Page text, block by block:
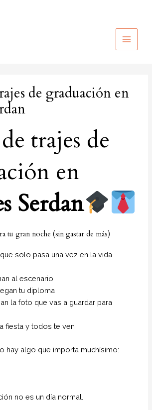
MAIN
de graduación en
trajes de
en
Serdan
tu gran noche (sin gastar de más)
solo pasa una vez en la vida…
al escenario
tu diploma
la foto que vas a guardar para
fiesta y todos te ven
hay algo que importa muchísimo:
no es un día normal.